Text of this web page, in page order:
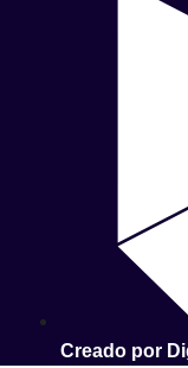
Creado por